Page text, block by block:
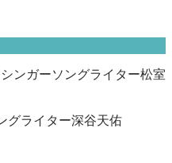
ンガーソングライター松室
グライター深谷天佑